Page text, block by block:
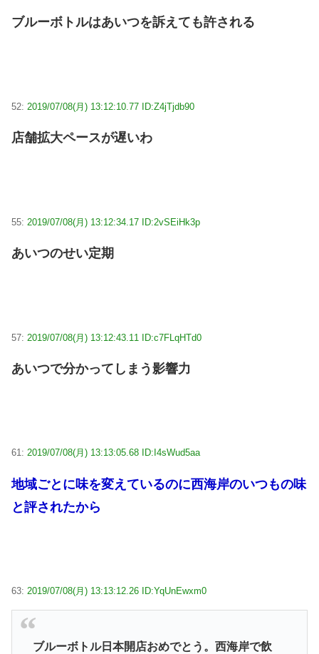
ブルーボトルはあいつを訴えても許される
52: 2019/07/08(月) 13:12:10.77 ID:Z4jTjdb90
店舗拡大ペースが遅いわ
55: 2019/07/08(月) 13:12:34.17 ID:2vSEiHk3p
あいつのせい定期
57: 2019/07/08(月) 13:12:43.11 ID:c7FLqHTd0
あいつで分かってしまう影響力
61: 2019/07/08(月) 13:13:05.68 ID:I4sWud5aa
地域ごとに味を変えているのに西海岸のいつもの味
と評されたから
63: 2019/07/08(月) 13:13:12.26 ID:YqUnEwxm0
ブルーボトル日本開店おめでとう。西海岸で飲